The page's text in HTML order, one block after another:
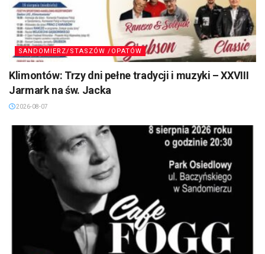
SANDOMIERZ/STASZÓW /OPATÓW
Klimontów: Trzy dni pełne tradycji i muzyki – XXVIII
Jarmark na św. Jacka
2026-08-07